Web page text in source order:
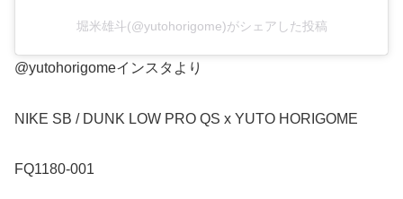
堀米雄斗(@yutohorigome)がシェアした投稿
@yutohorigomeインスタより
NIKE SB / DUNK LOW PRO QS x YUTO HORIGOME
FQ1180-001